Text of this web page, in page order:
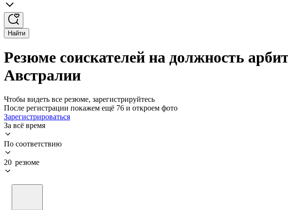
Найти
Резюме соискателей на должность
Австралии
Чтобы видеть все резюме, зарегистрируйтесь
После регистрации покажем ещё 76 и откроем фото
Зарегистрироваться
За всё время
По соответствию
20 резюме